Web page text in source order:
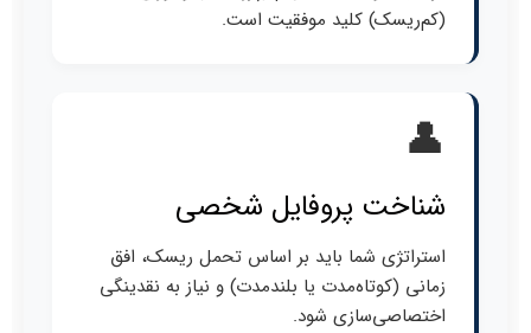
(کم‌ریسک) کلید موفقیت است.
👤
شناخت پروفایل شخصی
استراتژی شما باید بر اساس تحمل ریسک، افق
زمانی (کوتاه‌مدت یا بلندمدت) و نیاز به نقدینگی
اختصاصی‌سازی شود.